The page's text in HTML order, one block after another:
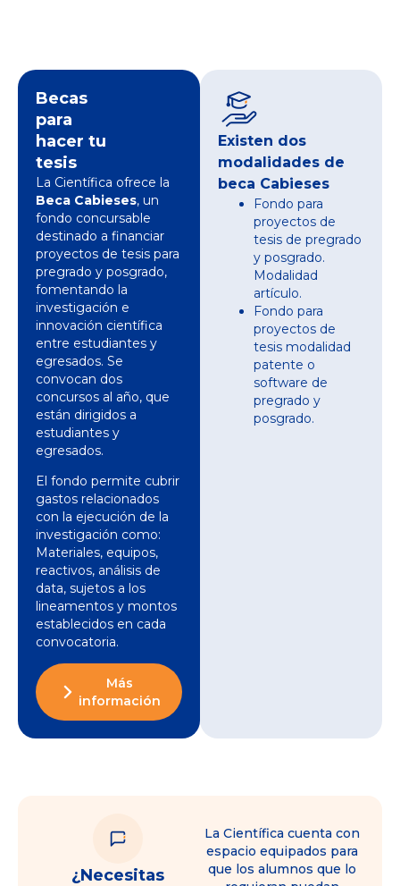
Becas
para
hacer tu
tesis
La Científica ofrece la
Beca Cabieses, un
fondo concursable
destinado a financiar
proyectos de tesis para
pregrado y posgrado,
fomentando la
investigación e
innovación científica
entre estudiantes y
egresados. Se
convocan dos
concursos al año, que
están dirigidos a
estudiantes y
egresados.
El fondo permite cubrir
gastos relacionados
con la ejecución de la
investigación como:
Materiales, equipos,
reactivos, análisis de
data, sujetos a los
lineamentos y montos
establecidos en cada
convocatoria.
Más
información
Existen dos
modalidades de
beca Cabieses
Fondo para
proyectos de
tesis de pregrado
y posgrado.
Modalidad
artículo.
Fondo para
proyectos de
tesis modalidad
patente o
software de
pregrado y
posgrado.
¿Necesitas
La Científica cuenta con
espacio equipados para
que los alumnos que lo